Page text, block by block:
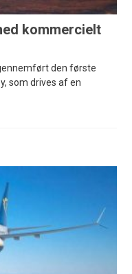
kommercielt
den første
som drives af en